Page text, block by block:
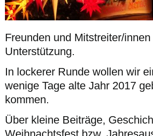
Freunden und Mitstreiter/
Unterstützung.
In lockerer Runde wollen wir
wenige Tage alte Jahr 2017
kommen.
Über kleine Beiträge,